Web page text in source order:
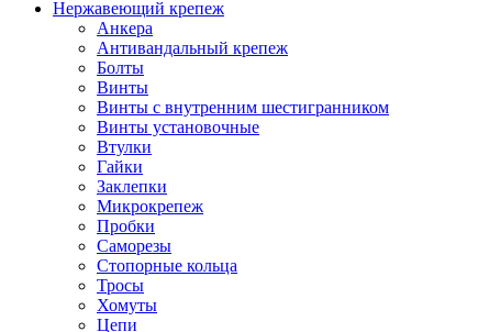
Нержавеющий крепеж
Анкера
Антивандальный крепеж
Болты
Винты
Винты с внутренним шестигранником
Винты установочные
Втулки
Гайки
Заклепки
Микрокрепеж
Пробки
Саморезы
Стопорные кольца
Тросы
Хомуты
Цепи